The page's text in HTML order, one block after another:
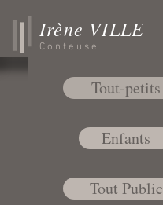
Irène VILLE
Conteuse
Tout-petits
Enfants
Tout Public